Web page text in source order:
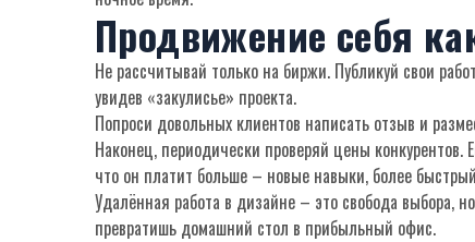
Продвижение себя
Не рассчитывай только на биржи. Публикуй свои
увидев «закулисье» проекта.
Попроси довольных клиентов написать отзыв и
Наконец, периодически проверяй цены
что он платит больше – новые навыки, более
Удалённая работа в дизайне – это свобода выбора,
превратишь домашний стол в прибыльный офис.